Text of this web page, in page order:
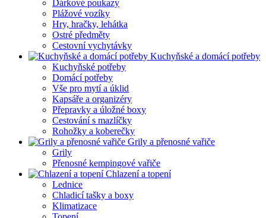
Dárkové poukazy
Plážové vozíky
Hry, hračky, lehátka
Ostré předměty
Cestovní vychytávky
Kuchyňské a domácí potřeby
Kuchyňské potřeby
Domácí potřeby
Vše pro mytí a úklid
Kapsáře a organizéry
Přepravky a úložné boxy
Cestování s mazlíčky
Rohožky a koberečky
Grily a přenosné vařiče
Grily
Přenosné kempingové vařiče
Chlazení a topení
Lednice
Chladicí tašky a boxy
Klimatizace